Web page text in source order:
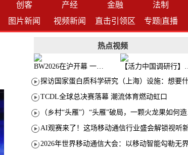
创客 产经 金融
法制
图片新闻 视频新闻 直击引领区 专题|直播
热点视频
BW2026在沪开幕 一众次元品牌集中发布全新企划
【活力中国调研行】上
TCDL全球总决赛落幕 潮流体育燃动虹口
（乡村“